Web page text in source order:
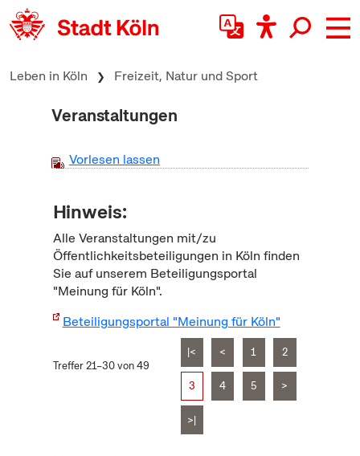
zum Inhalt springen
Leben in Köln Freizeit, Natur und Sport
Veranstaltungen
Vorlesen lassen
Hinweis:
Alle Veranstaltungen mit/zu
Öffentlichkeitsbeteiligungen in Köln finden
Sie auf unserem Beteiligungsportal
"Meinung für Köln".
Beteiligungsportal "Meinung für Köln"
Treffer 21–30 von 49
|< < 1 2
3 4 5 >
>|